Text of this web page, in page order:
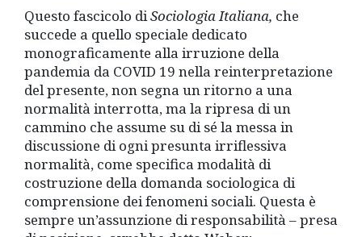
Questo fascicolo diSociologia Italiana, che
succede a quello speciale dedicato
monograficamente alla irruzione della
pandemia da COVID 19 nella reinterpretazione
del presente, non segna un ritorno a una
normalità interrotta, ma la ripresa di un
cammino che assume su di sé la messa in
discussione di ogni presunta irriflessiva
normalità, come specifica modalità di
costruzione della domanda sociologica di
comprensione dei fenomeni sociali. Questa è
sempre un’assunzione di responsabilità – presa